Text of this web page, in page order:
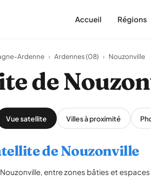
Accueil Régions
Ardenne › Ardennes (08) › Nouzonville
de
Vue satellite Villes à proximité
de Nouzonville
entre zones bâties et